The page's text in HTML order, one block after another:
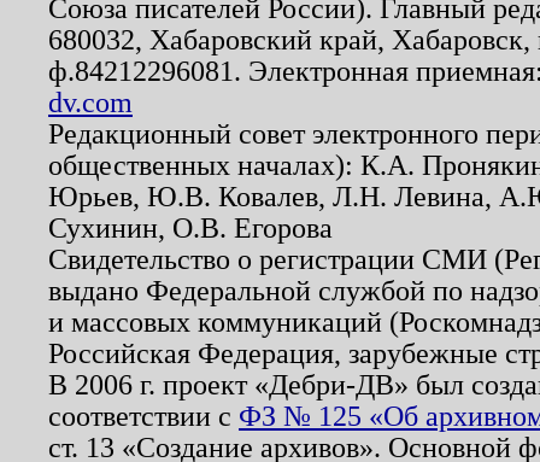
Союза писателей России). Главный
680032, Хабаровский край,
ф.84212296081. Электронная
dv.com
Редакционный совет электронного
общественных началах): К.А.
Юрьев, Ю.В. Ковалев, Л.Н. Левина,
Сухинин, О.В. Егорова
Свидетельство о регистрации СМИ
выдано Федеральной службой по
и массовых коммуникаций
Российская Федерация, зарубежные
В 2006 г. проект «Дебри-ДВ» был
соответствии с ФЗ № 125 «Об
ст. 13 «Создание архивов». Основной